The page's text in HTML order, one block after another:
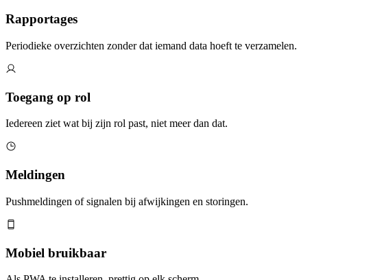
Rapportages
Periodieke overzichten zonder dat iemand data hoeft te verzamelen.
Toegang op rol
Iedereen ziet wat bij zijn rol past, niet meer dan dat.
Meldingen
Pushmeldingen of signalen bij afwijkingen en storingen.
Mobiel bruikbaar